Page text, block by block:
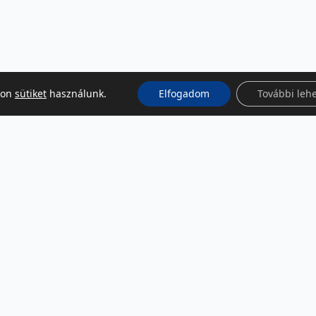
sütikethasználunk. Elfogadom További